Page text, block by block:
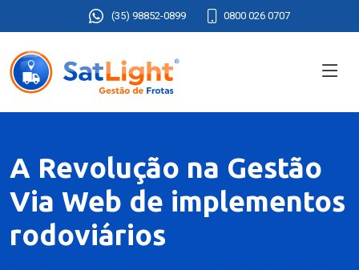
(35) 98852-0899 0800 026 0707
A Revolução na Gestão
Via Web de implementos
rodoviários